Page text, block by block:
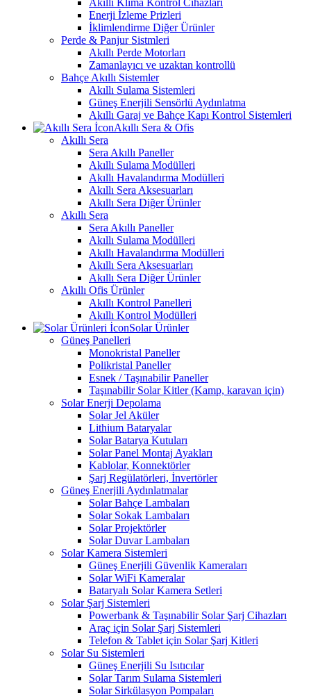
Akıllı Klima Kontrol Cihazları
Enerji İzleme Prizleri
İklimlendirme Diğer Ürünler
Perde & Panjur Sistmleri
Akıllı Perde Motorları
Zamanlayıcı ve uzaktan kontrollü
Bahçe Akıllı Sistemler
Akıllı Sulama Sistemleri
Güneş Enerjili Sensörlü Aydınlatma
Akıllı Garaj ve Bahçe Kapı Kontrol Sistemleri
Akıllı Sera & Ofis
Akıllı Sera
Sera Akıllı Paneller
Akıllı Sulama Modülleri
Akıllı Havalandırma Modülleri
Akıllı Sera Aksesuarları
Akıllı Sera Diğer Ürünler
Akıllı Sera
Sera Akıllı Paneller
Akıllı Sulama Modülleri
Akıllı Havalandırma Modülleri
Akıllı Sera Aksesuarları
Akıllı Sera Diğer Ürünler
Akıllı Ofis Ürünler
Akıllı Kontrol Panelleri
Akıllı Kontrol Modülleri
Solar Ürünler
Güneş Panelleri
Monokristal Paneller
Polikristal Paneller
Esnek / Taşınabilir Paneller
Taşınabilir Solar Kitler (Kamp, karavan için)
Solar Enerji Depolama
Solar Jel Aküler
Lithium Bataryalar
Solar Batarya Kutuları
Solar Panel Montaj Ayakları
Kablolar, Konnektörler
Şarj Regülatörleri, İnvertörler
Güneş Enerjili Aydınlatmalar
Solar Bahçe Lambaları
Solar Sokak Lambaları
Solar Projektörler
Solar Duvar Lambaları
Solar Kamera Sistemleri
Güneş Enerjili Güvenlik Kameraları
Solar WiFi Kameralar
Bataryalı Solar Kamera Setleri
Solar Şarj Sistemleri
Powerbank & Taşınabilir Solar Şarj Cihazları
Araç için Solar Şarj Sistemleri
Telefon & Tablet için Solar Şarj Kitleri
Solar Su Sistemleri
Güneş Enerjili Su Isıtıcılar
Solar Tarım Sulama Sistemleri
Solar Sirkülasyon Pompaları